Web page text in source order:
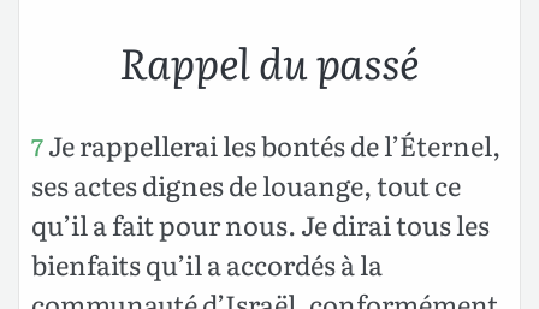
Rappel du passé
7Je rappellerai les bontés de l’Éternel,
ses actes dignes de louange, tout ce
qu’il a fait pour nous. Je dirai tous les
bienfaits qu’il a accordés à la